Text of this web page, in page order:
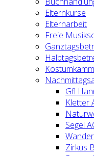
Elternkurse
Elternarbeit
Freie
Gfl
Kletter
Segel
Zirkus